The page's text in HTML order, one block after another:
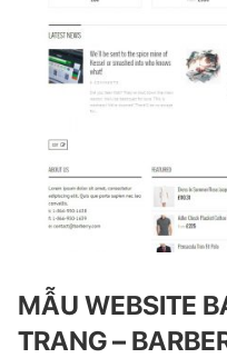
MẪU WEBSITE
TRANG –